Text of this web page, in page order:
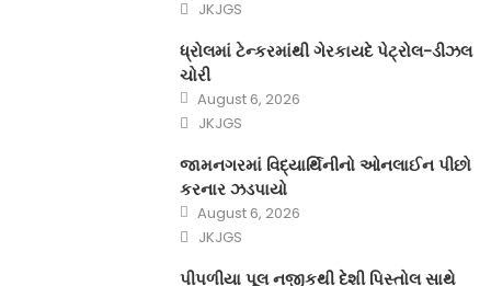
JKJGS
ધ્રોલમાં ટેન્કરમાંથી ગેરકાયદે પેટ્રોલ-ડીઝલ
ચોરી
Posted
on
August 6, 2026
Author
JKJGS
જામનગરમાં વિદ્યાર્થિનીનો ઓનલાઈન પીછો
કરનાર ઝડપાયો
Posted
on
August 6, 2026
Author
JKJGS
પીપળીયા પૂલ નજીકથી દેશી પિસ્તોલ સાથે